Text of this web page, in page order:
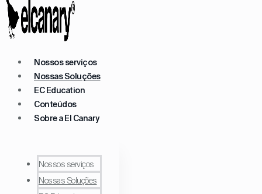
Nossos serviços
Nossas Soluções
EC Education
Conteúdos
Sobre a El Canary
Nossos serviços
Nossas Soluções